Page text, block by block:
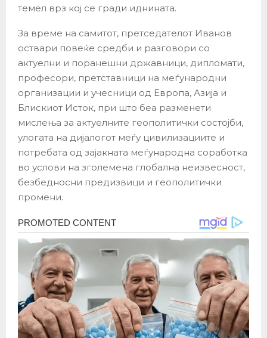
темел врз кој се гради иднината.
За време на самитот, претседателот Иванов
оствари повеќе средби и разговори со
актуелни и поранешни државници, дипломати,
професори, претставници на меѓународни
организации и учесници од Европа, Азија и
Блискиот Исток, при што беа разменети
мислења за актуелните геополитички состојби,
улогата на дијалогот меѓу цивилизациите и
потребата од зајакната меѓународна соработка
во услови на зголемена глобална неизвесност,
безбедносни предизвици и геополитички
промени.